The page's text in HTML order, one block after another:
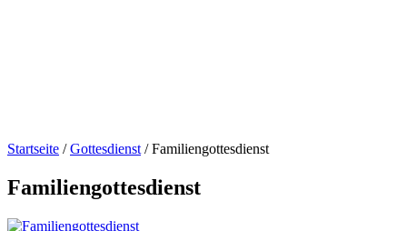
Startseite /Gottesdienst /Familiengottesdienst
Familiengottesdienst